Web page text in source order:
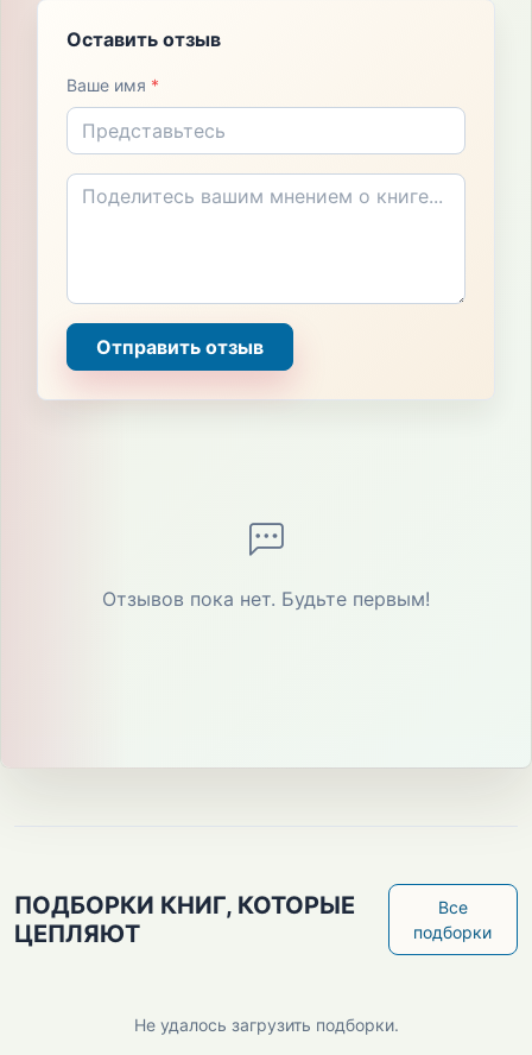
Оставить отзыв
Ваше имя *
Отправить отзыв
Отзывов пока нет. Будьте первым!
ПОДБОРКИ КНИГ, КОТОРЫЕ
ЦЕПЛЯЮТ
Все
подборки
Не удалось загрузить подборки.